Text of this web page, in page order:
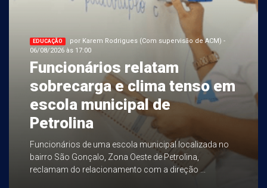
EDUCAÇÃO
por Karem Rodrigues (Com supervisão de ACM) -
06/08/2026 às 17:00
Funcionários relatam
sobrecarga e clima tenso em
escola municipal de
Petrolina
Funcionários de uma escola municipal localizada no
bairro São Gonçalo, Zona Oeste de Petrolina,
reclamam do relacionamento com a direção ...